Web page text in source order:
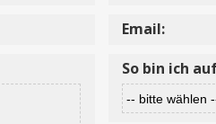
Email:
So bin ich